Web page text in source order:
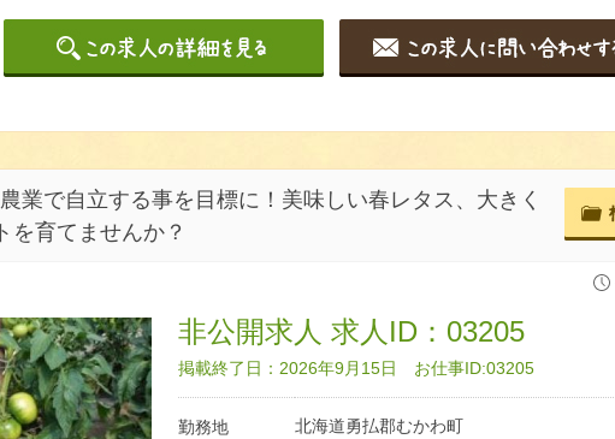
業で自立する事を目標に！美味しい春レタス、大きく
を育てませんか？
非公開求人 求人ID：03205
掲載終了日：2026年9月15日 お仕事ID:03205
勤務地 北海道勇払郡むかわ町